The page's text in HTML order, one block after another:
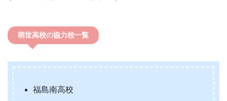
萌世高校の協力校一覧
福島南高校